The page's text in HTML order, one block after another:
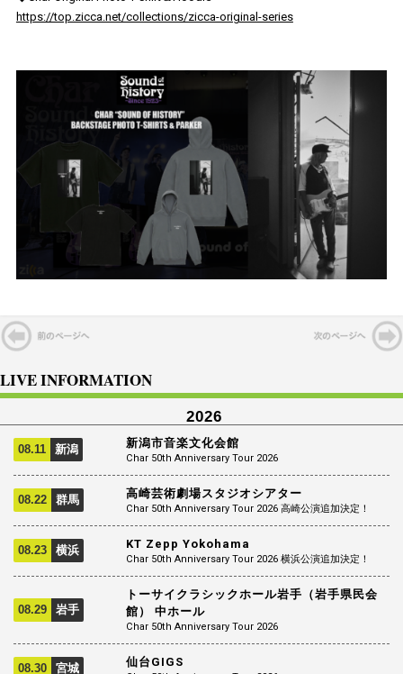
https://top.zicca.net/collections/zicca-original-series
LIVE INFORMATION
2026
08.11 新潟 新潟市音楽文化会館
Char 50th Anniversary Tour 2026
08.22 群馬 高崎芸術劇場スタジオシアター
Char 50th Anniversary Tour 2026 高崎公演追加決定！
08.23 横浜 KT Zepp Yokohama
Char 50th Anniversary Tour 2026 横浜公演追加決定！
08.29 岩手
トーサイクラシックホール岩手（岩手県民会
館） 中ホール
Char 50th Anniversary Tour 2026
08.30 宮城 仙台GIGS